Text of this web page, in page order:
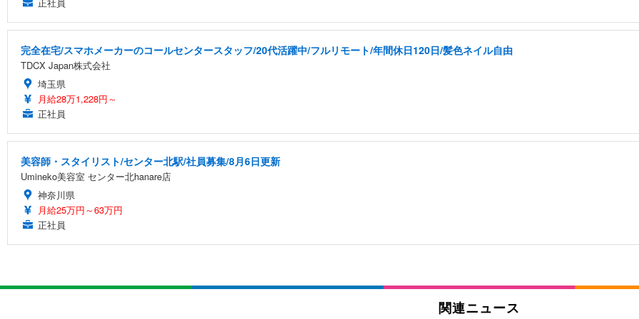
完全在宅/スマホメーカーのコールセンタースタッフ/20代活躍中/フルリモート/年間休日120日/髪色ネイル自由
TDCX Japan株式会社
埼玉県
月給28万1,228円～
正社員
美容師・スタイリスト/センター北駅/社員募集/8月6日更新
Umineko美容室 センター北hanare店
神奈川県
月給25万円～63万円
正社員
関連ニュース